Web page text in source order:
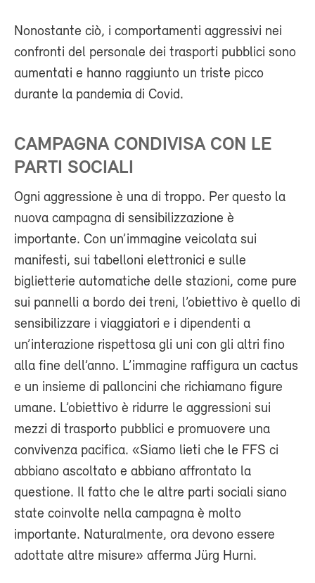
Nonostante ciò, i comportamenti aggressivi nei
confronti del personale dei trasporti pubblici sono
aumentati e hanno raggiunto un triste picco
durante la pandemia di Covid.
CAMPAGNA CONDIVISA CON LE
PARTI SOCIALI
Ogni aggressione è una di troppo. Per questo la
nuova campagna di sensibilizzazione è
importante. Con un’immagine veicolata sui
manifesti, sui tabelloni elettronici e sulle
biglietterie automatiche delle stazioni, come pure
sui pannelli a bordo dei treni, l’obiettivo è quello di
sensibilizzare i viaggiatori e i dipendenti a
un’interazione rispettosa gli uni con gli altri fino
alla fine dell’anno. L’immagine raffigura un cactus
e un insieme di palloncini che richiamano figure
umane. L’obiettivo è ridurre le aggressioni sui
mezzi di trasporto pubblici e promuovere una
convivenza pacifica. «Siamo lieti che le FFS ci
abbiano ascoltato e abbiano affrontato la
questione. Il fatto che le altre parti sociali siano
state coinvolte nella campagna è molto
importante. Naturalmente, ora devono essere
adottate altre misure» afferma Jürg Hurni.